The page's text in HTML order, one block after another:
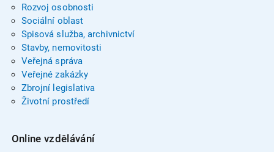
Rozvoj osobnosti
Sociální oblast
Spisová služba, archivnictví
Stavby, nemovitosti
Veřejná správa
Veřejné zakázky
Zbrojní legislativa
Životní prostředí
Online vzdělávání